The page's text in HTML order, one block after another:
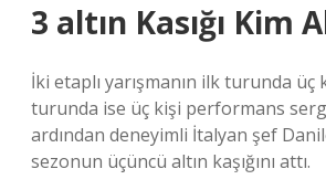
3 altın Kasığı Kim
İki etaplı yarışmanın ilk turunda üç
turunda ise üç kişi performans
ardından deneyimli İtalyan şef
sezonun üçüncü altın kaşığını attı.